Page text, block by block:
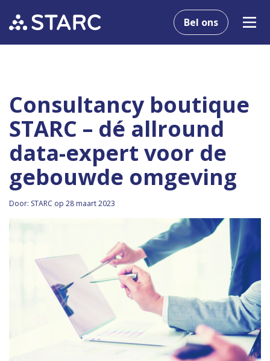
Bel ons
Consultancy boutique
STARC – dé allround
data-expert voor de
gebouwde omgeving
Door: STARC op 28 maart 2023